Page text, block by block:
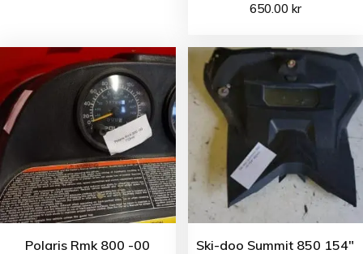
650.00 kr
Polaris Rmk 800 -00
Ski-doo Summit 850 154″